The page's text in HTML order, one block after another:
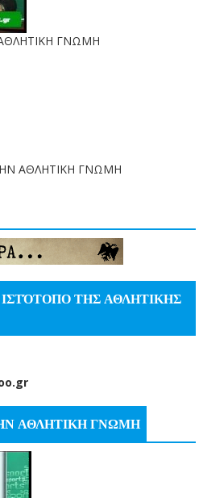
ΓΝΩΜΗ
ΑΘΛΗΤΙΚΗ ΓΝΩΜΗ
ΤΗΣ ΑΘΛΗΤΙΚΗΣ
ΑΘΛΗΤΙΚΗ ΓΝΩΜΗ